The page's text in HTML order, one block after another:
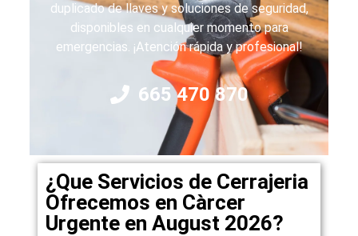
duplicado de llaves y soluciones de seguridad,
disponibles en cualquier momento para
emergencias. ¡Atención rápida y profesional!
665 470 870
¿Que Servicios de Cerrajeria
Ofrecemos en Càrcer
Urgente en August 2026?